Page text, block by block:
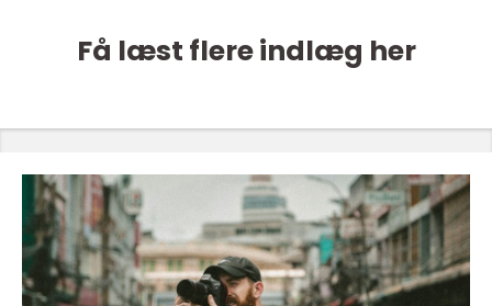
Få læst flere indlæg her